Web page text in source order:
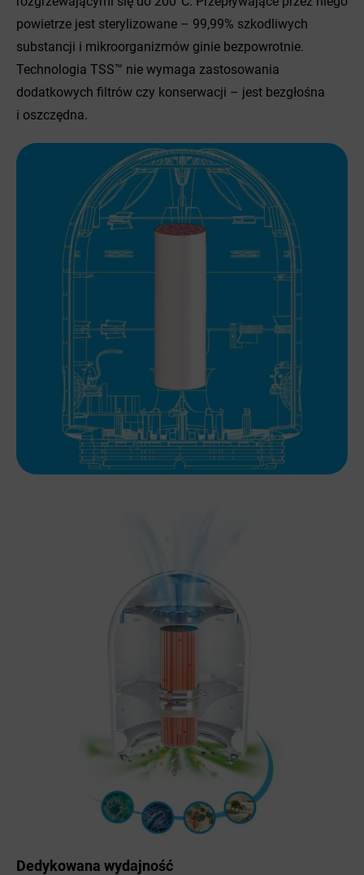
powietrze jest sterylizowane – 99,99% szkodliwych
substancji i mikroorganizmów ginie bezpowrotnie.
Technologia TSS™ nie wymaga zastosowania
dodatkowych filtrów czy konserwacji – jest bezgłośna
i oszczędna.
Dedykowana wydajność